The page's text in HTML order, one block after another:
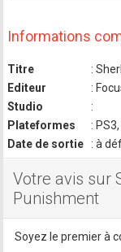
Informations
Titre
:
Editeur
:
Studio
:
Plateformes
:
Date de sortie
: à
Votre avis sur
Punishment
Soyez le premier à